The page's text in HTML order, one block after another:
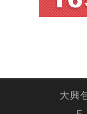
大興